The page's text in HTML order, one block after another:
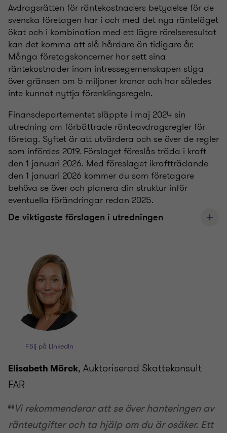
Avdragsrätten för räntekostnaders betydelse för de
svenska företagen har i och med det nya ränteläget
ökat och i kombination med ett lägre rörelseresultat
kan det komma att slå hårdare än tidigare år.
Många företagskoncerner har sett sina
räntekostnader inom intressegemenskapen stiga
över gränsen om 5 miljoner kronor och har således
inte kunnat nyttja förenklingsregeln.
Finansdepartementet släppte i maj 2024 sin
utredning om förbättrade ränteavdragsregler för
företag. Syftet är att utvärdera och se över de regler
som infördes 2019. Förslaget föreslås träda i kraft
den 1 januari 2026. Med föreslaget ikraftträdande
den 1 januari 2026 kommer du som företagare
behöva se över och planera din struktur inför
eventuella förändringar redan 2025.
De viktigaste förslagen i utredningen
Följ på LinkedIn
Elisabeth Mörck, Auktoriserad Skattekonsult
FAR
Vi rekommenderar att se över hanteringen av
ränteutgifter och ta hjälp om du är osäker. Ett